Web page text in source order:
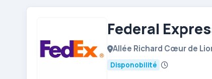
Federal
Allée Richard Cœur de
Disponobilité